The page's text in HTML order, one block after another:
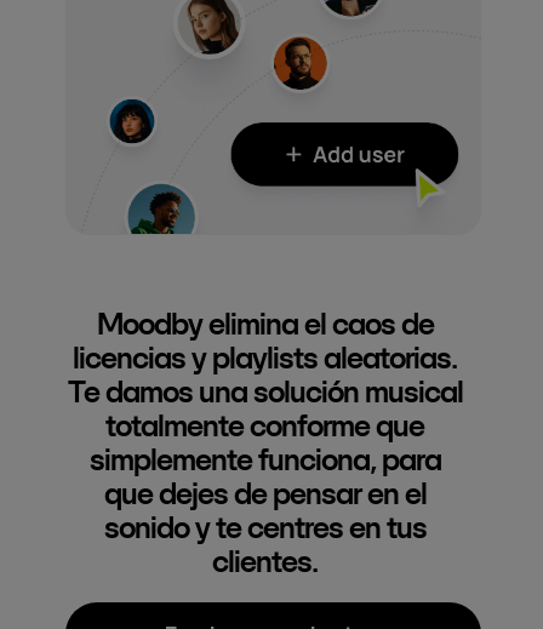
Moodby elimina el caos de
licencias y playlists aleatorias.
Te damos una solución musical
totalmente conforme que
simplemente funciona, para
que dejes de pensar en el
sonido y te centres en tus
clientes.